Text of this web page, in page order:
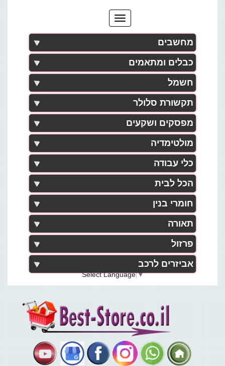
מחשבים
כבלים ומתאמים
חשמל
תקשורת סלולר
מפסקים ושקעים
מולטימדיה
כלי עבודה
הכל לבית
חומרי בנין
תאורה
פרזול
אביזרים לרכב
Select Language▼